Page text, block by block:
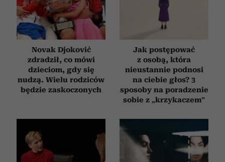
analizować ruch w naszej witrynie. Informacje o tym, jak
korzystasz z naszej witryny, udostępniamy partnerom
społecznościowym, reklamowym i analitycznym.
Partnerzy mogą połączyć te informacje z innymi danymi
otrzymanymi od Ciebie lub uzyskanymi podczas
korzystania z ich usług.
Novak Djoković
zdradził, co mówi
dzieciom, gdy się
nudzą. Wielu rodziców
będzie zaskoczonych
Jak postępować
z osobą, która
nieustannie podnosi
na ciebie głos? 3
sposoby na poradzenie
sobie z „krzykaczem”